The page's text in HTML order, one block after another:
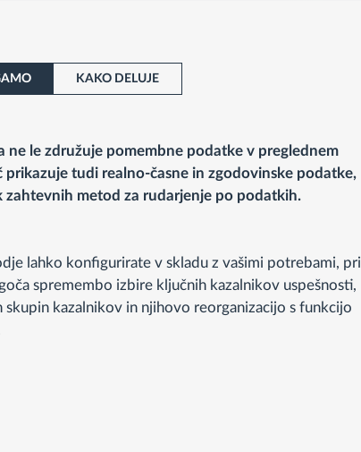
KAKO DELUJE
ne le združuje pomembne podatke v preglednem
prikazuje tudi realno-časne in zgodovinske podatke,
zahtevnih metod za rudarjenje po podatkih.
lahko konfigurirate v skladu z vašimi potrebami, pri
spremembo izbire ključnih kazalnikov uspešnosti,
skupin kazalnikov in njihovo reorganizacijo s funkcijo